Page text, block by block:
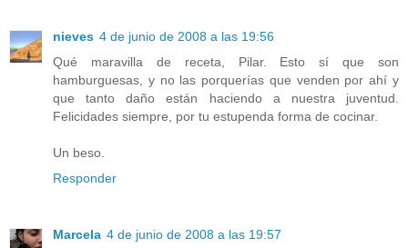
nieves 4 de junio de 2008 a las 19:56
Qué maravilla de receta, Pilar. Esto sí que son
hamburguesas, y no las porquerías que venden por ahí y
que tanto daño están haciendo a nuestra juventud.
Felicidades siempre, por tu estupenda forma de cocinar.
Un beso.
Responder
Marcela 4 de junio de 2008 a las 19:57